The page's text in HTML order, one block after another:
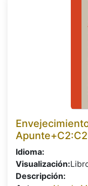
Idioma:
Visualización:
Descripción: